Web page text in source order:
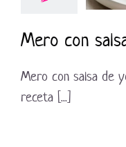
Mero con
Mero con salsa de
receta [...]